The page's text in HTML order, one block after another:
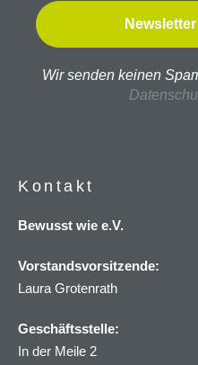
Wir senden keinen
Kontakt
Bewusst wie e.V.
Vorstandsvorsitzende:
Laura Grotenrath
Geschäftsstelle:
In der Meile 2